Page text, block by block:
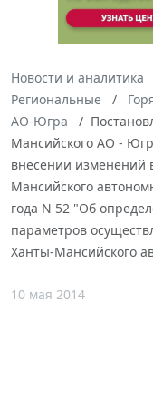
Новости и аналитика
Региональные
АО-Югра
Мансийского АО -
внесении изменений
Мансийского
года N 52 "Об
параметров
Ханты-Мансийского
10 мая 2014